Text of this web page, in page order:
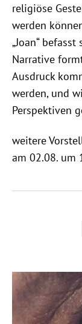
religiöse
werden
„Joan“
Narrative
Ausdruck
werden, und
Perspektiven
weitere
am 02.08. um